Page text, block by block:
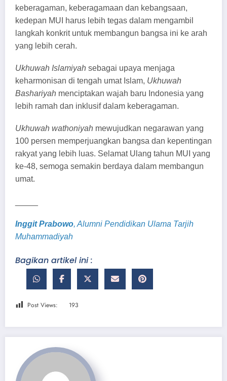
keberagaman, keberagamaan dan kebangsaan,
kedepan MUI harus lebih tegas dalam mengambil
langkah konkrit untuk membangun bangsa ini ke arah
yang lebih cerah.
Ukhuwah Islamiyah sebagai upaya menjaga
keharmonisan di tengah umat Islam, Ukhuwah
Bashariyah menciptakan wajah baru Indonesia yang
lebih ramah dan inklusif dalam keberagaman.
Ukhuwah wathoniyah mewujudkan negarawan yang
100 persen memperjuangkan bangsa dan kepentingan
rakyat yang lebih luas. Selamat Ulang tahun MUI yang
ke-48, semoga semakin berdaya dalam membangun
umat.
Inggit Prabowo, Alumni Pendidikan Ulama Tarjih
Muhammadiyah
Bagikan artikel ini :
Post Views: 193